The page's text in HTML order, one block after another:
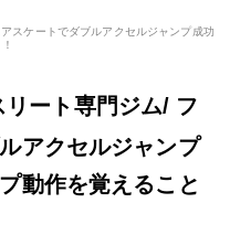
スケートでダブルアクセルジャンプ成功
ート専門ジム/ フ
アクセルジャンプ
動作を覚えること